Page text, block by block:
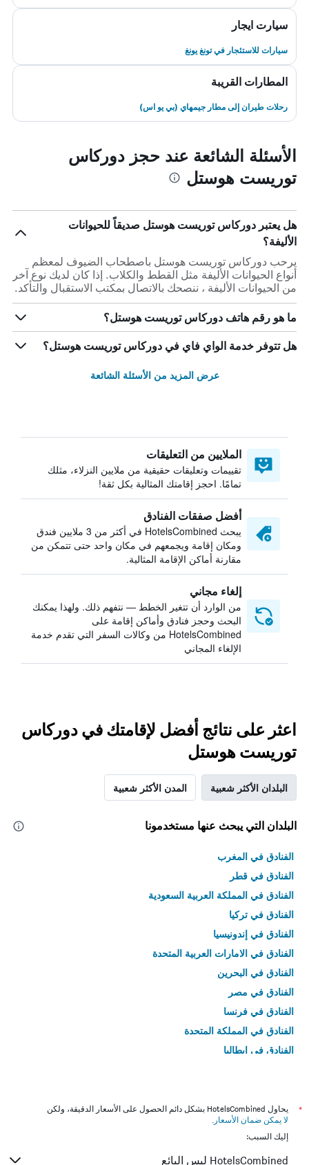
سيارت ايجار
سيارات للاستئجار في تونغ يونغ
المطارات القريبة
رحلات طيران إلى مطار جيمهاي (بي يو اس)
الأسئلة الشائعة عند حجز دوركاس
توريست هوستل
هل يعتبر دوركاس توريست هوستل صديقاً للحيوانات
الأليفة؟
يرحب دوركاس توريست هوستل باصطحاب الضيوف لمعظم
أنواع الحيوانات الأليفة مثل القطط والكلاب. إذا كان لديك نوع آخر
من الحيوانات الأليفة ، ننصحك بالاتصال بمكتب الاستقبال والتأكد.
ما هو رقم هاتف دوركاس توريست هوستل؟
هل تتوفر خدمة الواي فاي في دوركاس توريست هوستل؟
عرض المزيد من الأسئلة الشائعة
الملايين من التعليقات
تقييمات وتعليقات حقيقية من ملايين النزلاء، مثلك
تمامًا. احجز إقامتك المثالية بكل ثقة!
أفضل صفقات الفنادق
يبحث HotelsCombined في أكثر من 3 ملايين فندق
ومكان إقامة ويجمعهم في مكان واحد حتى تتمكن من
مقارنة أماكن الإقامة المثالية.
إلغاء مجاني
من الوارد أن تتغير الخطط — نتفهم ذلك. ولهذا يمكنك
البحث وحجز فنادق وأماكن إقامة على
HotelsCombined من وكالات السفر التي تقدم خدمة
الإلغاء المجاني
اعثر على نتائج أفضل لإقامتك في دوركاس
توريست هوستل
البلدان الأكثر شعبية المدن الأكثر شعبية
البلدان التي يبحث عنها مستخدمونا
الفنادق في المغرب
الفنادق في قطر
الفنادق في المملكة العربية السعودية
الفنادق في تركيا
الفنادق في إندونيسيا
الفنادق في الامارات العربية المتحدة
الفنادق في البحرين
الفنادق في مصر
الفنادق في فرنسا
الفنادق في المملكة المتحدة
الفنادق في إيطاليا
*
يحاول HotelsCombined بشكل دائم الحصول على الأسعار الدقيقة، ولكن
لا يمكن ضمان الأسعار .
إليك السبب:
HotelsCombined ليس البائع